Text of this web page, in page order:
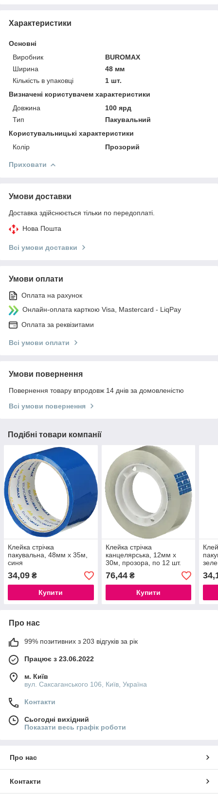
Характеристики
Основні
Виробник
BUROMAX
Ширина
48 мм
Кількість в упаковці
1 шт.
Визначені користувачем характеристики
Довжина
100 ярд
Тип
Пакувальний
Користувальницькі характеристики
Колір
Прозорий
Приховати
Умови доставки
Доставка здійснюється тільки по передоплаті.
Нова Пошта
Всі умови доставки
Умови оплати
Оплата на рахунок
Онлайн-оплата карткою Visa, Mastercard - LiqPay
Оплата за реквізитами
Всі умови оплати
Умови повернення
Повернення товару впродовж 14 днів за домовленістю
Всі умови повернення
Подібні товари компанії
Клейка стрічка
пакувальна, 48мм x 35м,
синя
34,09 ₴
Купити
Клейка стрічка
канцелярська, 12мм х
30м, прозора, по 12 шт.
76,44₴
Купити
Про нас
99% позитивних з 203 відгуків за рік
Працює з 23.06.2022
м. Київ
вул. Саксаганського 106, Київ, Україна
Контакти
Сьогодні вихідний
Показати весь графік роботи
Про нас
Контакти